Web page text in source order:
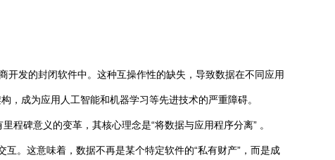
开发的封闭软件中。这种互操作性的缺失，导致数据在不同应用
成为应用人工智能和机器学习等先进技术的严重障碍。
碑意义的变革，其核心理念是“将数据与应用程序分离” 。
。这意味着，数据不再是某个特定软件的“私有财产”，而是成